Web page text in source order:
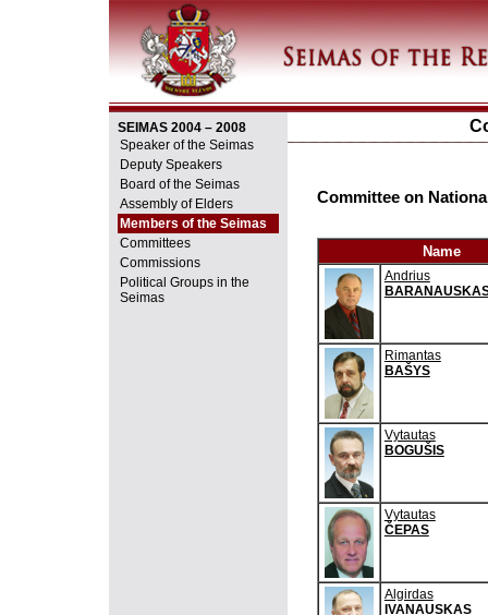
SEIMAS 2004 – 2008
Speaker of the Seimas
Deputy Speakers
Board of the Seimas
Assembly of Elders
Members of the Seimas
Committees
Commissions
Political Groups in the
Seimas
Committee on
Name
Andrius
Rimantas
BAŠYS
Vytautas
BOGUŠIS
Vytautas
ČEPAS
Algirdas
IVANAUSKAS